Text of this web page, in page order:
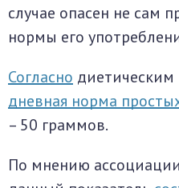
случае опасен не сам
нормы его
Согласно
дневная норма
– 50 граммов.
По мнению